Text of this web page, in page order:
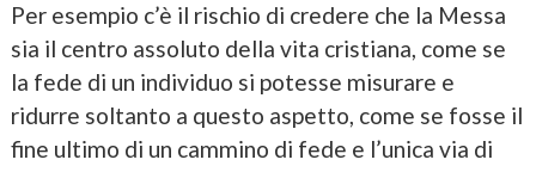
Per esempio c’è il rischio di credere che la Messa
sia il centro assoluto della vita cristiana, come se
la fede di un individuo si potesse misurare e
ridurre soltanto a questo aspetto, come se fosse il
fine ultimo di un cammino di fede e l’unica via di